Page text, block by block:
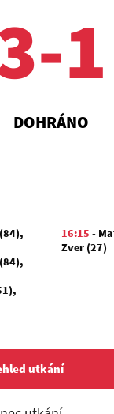
1
DOHRÁNO
,
,
,
16:15 -
Zver (27)
utkání